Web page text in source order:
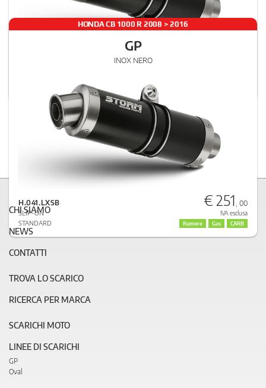
HONDA CB 1000 R 2008 > 2016
GP
INOX NERO
H.041.LXSB
SLIP-ON
STANDARD
€ 251 , 00
IVA esclusa
Rumore Gas CARB
CHI SIAMO
NEWS
CONTATTI
TROVA LO SCARICO
RICERCA PER MARCA
SCARICHI MOTO
LINEE DI SCARICHI
GP
Oval